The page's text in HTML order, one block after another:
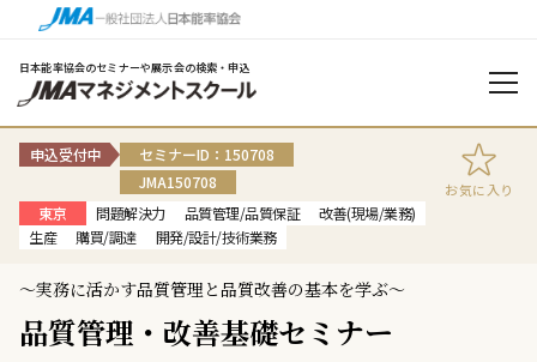
日本能率協会のセミナーや展示会の検索・申込
申込受付中
セミナーID：150708
JMA150708
東京
問題解決力 品質管理/品質保証
改善(現場/業務)
生産
購買/調達 開発/設計/技術業務
お気に入り
～実務に活かす品質管理と品質改善の基本を学ぶ～
品質管理・改善基礎セミナー